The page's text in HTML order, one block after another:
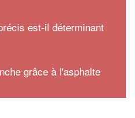
est-il déterminant
grâce à l'asphalte